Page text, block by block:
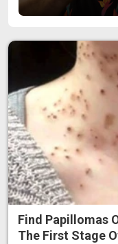
Find Papillomas
The First Stage